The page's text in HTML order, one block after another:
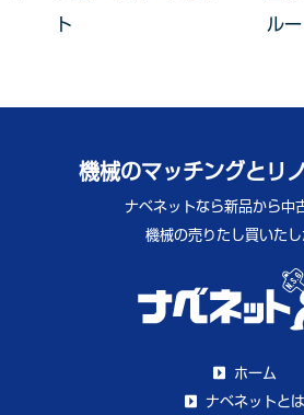
ト
ルー
機械のマッチングとリ
ナベネットなら新品から中
機械の売りたし買いたし
ホーム
ナベネットとは